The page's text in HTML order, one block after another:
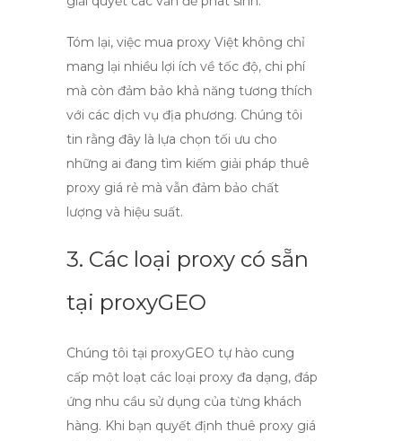
Tóm lại, việc mua proxy Việt không chỉ
mang lại nhiều lợi ích về tốc độ, chi phí
mà còn đảm bảo khả năng tương thích
với các dịch vụ địa phương. Chúng tôi
tin rằng đây là lựa chọn tối ưu cho
những ai đang tìm kiếm giải pháp thuê
proxy giá rẻ mà vẫn đảm bảo chất
lượng và hiệu suất.
3. Các loại proxy có sẵn
tại proxyGEO
Chúng tôi tại proxyGEO tự hào cung
cấp một loạt các loại proxy đa dạng, đáp
ứng nhu cầu sử dụng của từng khách
hàng. Khi bạn quyết định thuê proxy giá